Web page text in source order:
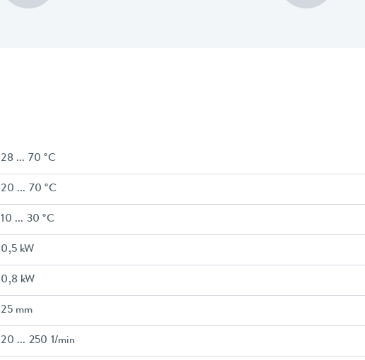
28 ... 70 °C
20 ... 70 °C
10 ... 30 °C
0,5 kW
0,8 kW
25 mm
20 ... 250 1/min